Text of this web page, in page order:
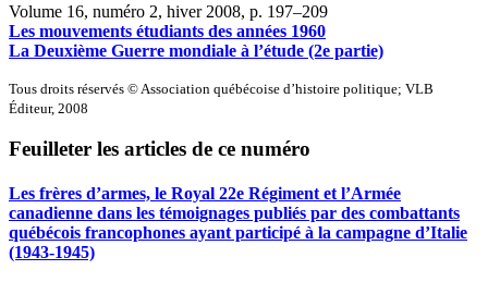
Volume 16, numéro 2, hiver 2008, p. 197–209
Les mouvements étudiants des années 1960
La Deuxième Guerre mondiale à l’étude (2e partie)
Tous droits réservés © Association québécoise d’histoire politique; VLB
Éditeur, 2008
Feuilleter les articles de ce numéro
Les frères d’armes, le Royal 22e Régiment et l’Armée
canadienne dans les témoignages publiés par des combattants
québécois francophones ayant participé à la campagne d’Italie
(1943-1945)